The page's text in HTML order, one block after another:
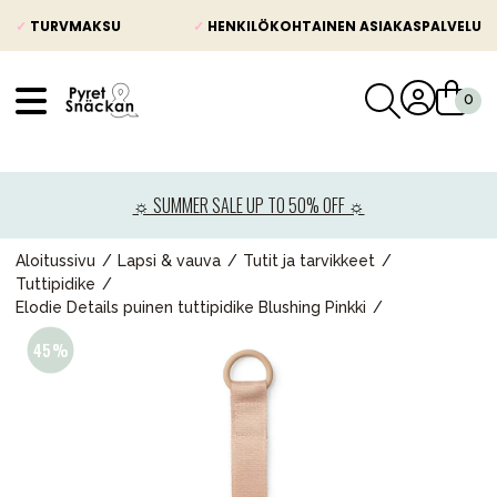
✓ TURVMAKSU ✓ HENKILÖKOHTAINEN ASIAKASPALVELU
☼ SUMMER SALE UP TO 50% OFF ☼
Aloitussivu Lapsi & vauva
Tutit ja tarvikkeet
Tuttipidike
Elodie Details puinen tuttipidike Blushing Pinkki
Lastenvaunut
Lasten turvaistuimet
Vauvan paketti
Lapsi & vauva
Lelut ja pelit
Äiti & Isä
Huonekalut & vuodevaatteet